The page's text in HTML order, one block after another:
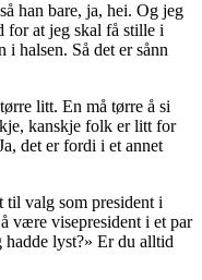
han bare, ja, hei. Og jeg
for at jeg skal få stille i
i halsen. Så det er sånn
litt. En må tørre å si
kanskje folk er litt for
det er fordi i et annet
til valg som president i
være visepresident i et par
hadde lyst?» Er du alltid